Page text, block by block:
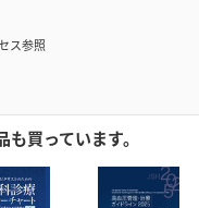
ス参照
買っています。